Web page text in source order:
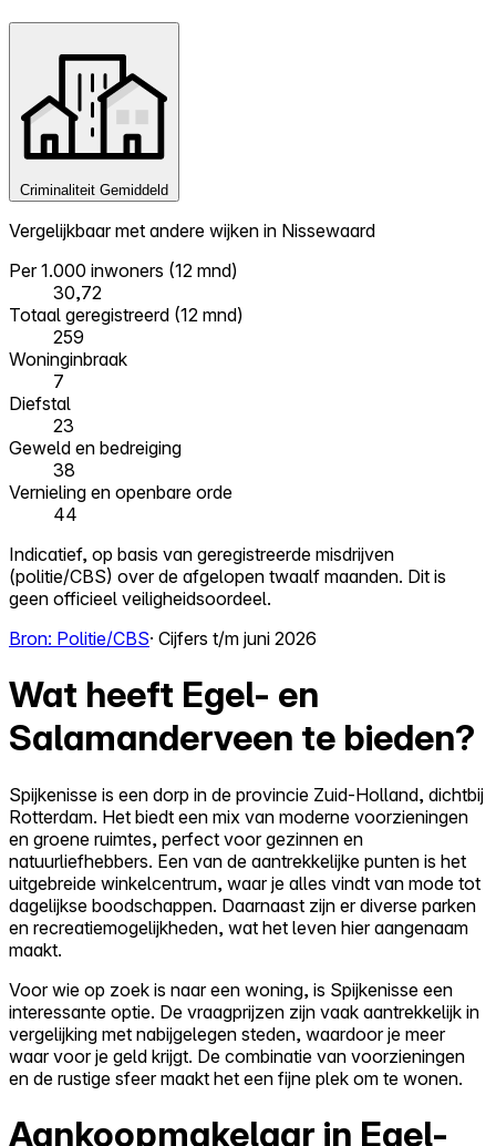
Criminaliteit Gemiddeld
Vergelijkbaar met andere wijken in Nissewaard
Per 1.000 inwoners (12 mnd)
30,72
Totaal geregistreerd (12 mnd)
259
Woninginbraak
7
Diefstal
23
Geweld en bedreiging
38
Vernieling en openbare orde
44
Indicatief, op basis van geregistreerde misdrijven
(politie/CBS) over de afgelopen twaalf maanden. Dit is
geen officieel veiligheidsoordeel.
Bron: Politie/CBS· Cijfers t/m juni 2026
Wat heeft Egel- en
Salamanderveen te bieden?
Spijkenisse is een dorp in de provincie Zuid-Holland, dichtbij
Rotterdam. Het biedt een mix van moderne voorzieningen
en groene ruimtes, perfect voor gezinnen en
natuurliefhebbers. Een van de aantrekkelijke punten is het
uitgebreide winkelcentrum, waar je alles vindt van mode tot
dagelijkse boodschappen. Daarnaast zijn er diverse parken
en recreatiemogelijkheden, wat het leven hier aangenaam
maakt.
Voor wie op zoek is naar een woning, is Spijkenisse een
interessante optie. De vraagprijzen zijn vaak aantrekkelijk in
vergelijking met nabijgelegen steden, waardoor je meer
waar voor je geld krijgt. De combinatie van voorzieningen
en de rustige sfeer maakt het een fijne plek om te wonen.
Aankoopmakelaar in Egel-